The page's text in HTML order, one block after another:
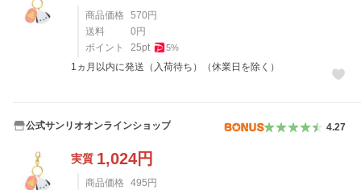
商品価格 570 円
送料
0 円
ポイント
25pt 5%
1ヵ月以内に発送（入荷待ち）（休業日を除く）
公式サンリオオンラインショップ 4.27
実質 1,024円
商品価格 495 円